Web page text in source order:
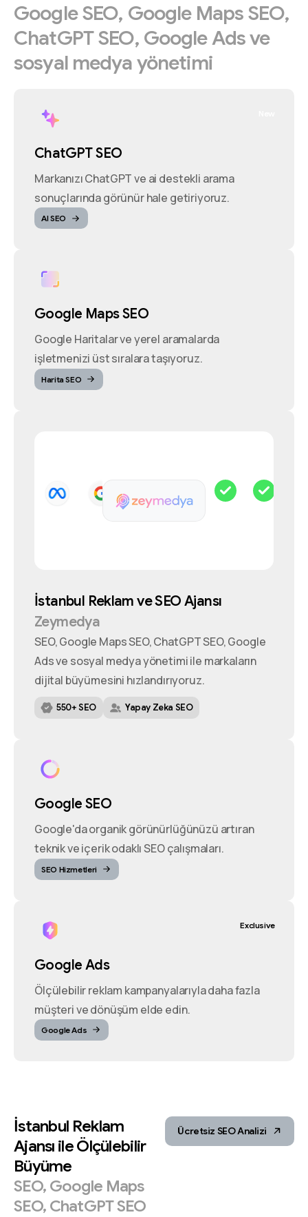
GoogleSEO, Google MapsSEO,
ChatGPTSEO, GoogleAdsve
sosyal medyayönetimi
ChatGPT SEO
Markanızı ChatGPT ve ai destekli arama
sonuçlarında görünür hale getiriyoruz.
AI SEO
Google Maps SEO
Google Haritalar ve yerel aramalarda
işletmenizi üst sıralara taşıyoruz.
Harita SEO
İstanbul ReklamveSEOAjansı
Zeymedya
SEO, Google Maps SEO, ChatGPT SEO, Google
Ads ve sosyal medya yönetimi ile markaların
dijital büyümesini hızlandırıyoruz.
550+ SEO Yapay Zeka SEO
Google SEO
Google'da organik görünürlüğünüzü artıran
teknik ve içerik odaklı SEO çalışmaları.
SEO Hizmetleri
Google Ads
Ölçülebilir reklam kampanyalarıyla daha fazla
müşteri ve dönüşüm elde edin.
Google Ads
Exclusive
İstanbul Reklam
Ajansı ileÖlçülebilir
Büyüme
SEO, Google Maps
SEO, ChatGPTSEO
Ücretsiz SEO Analizi